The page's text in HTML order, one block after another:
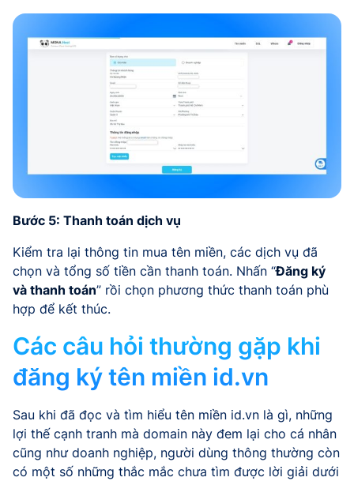
Bước 5: Thanh toán dịch vụ
Kiểm tra lại thông tin mua tên miền, các dịch vụ đã
chọn và tổng số tiền cần thanh toán. Nhấn “Đăng ký
và thanh toán” rồi chọn phương thức thanh toán phù
hợp để kết thúc.
Các câu hỏi thường gặp khi
đăng ký tên miền id.vn
Sau khi đã đọc và tìm hiểu tên miền id.vn là gì, những
lợi thế cạnh tranh mà domain này đem lại cho cá nhân
cũng như doanh nghiệp, người dùng thông thường còn
có một số những thắc mắc chưa tìm được lời giải dưới